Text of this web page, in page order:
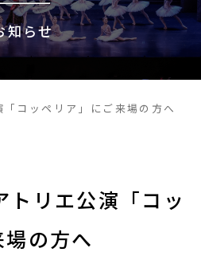
知らせ
コッペリア」にご来場の方へ
リエ公演「コッ
の方へ